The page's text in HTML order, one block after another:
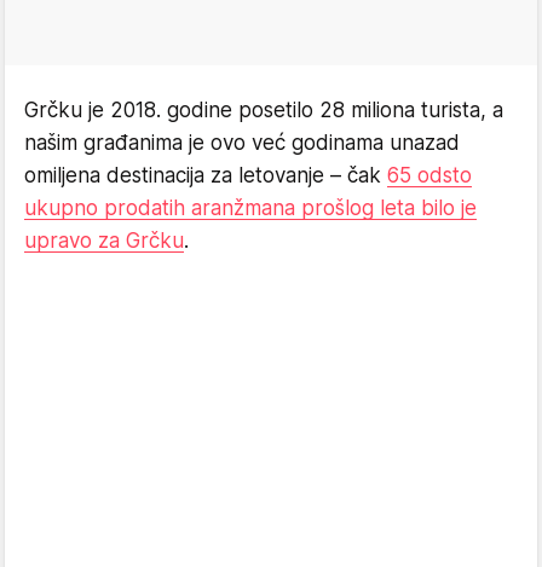
Grčku je 2018. godine posetilo 28 miliona turista, a
našim građanima je ovo već godinama unazad
omiljena destinacija za letovanje – čak 65 odsto
ukupno prodatih aranžmana prošlog leta bilo je
upravo za Grčku.